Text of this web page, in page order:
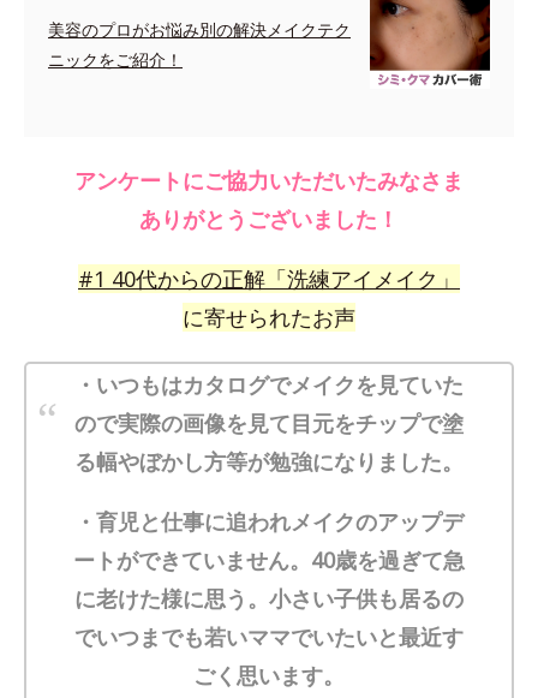
美容のプロがお悩み別の解決メイクテク
ニックをご紹介！
アンケートにご協力いただいたみなさま
ありがとうございました！
#1 40代からの正解「洗練アイメイク」
に寄せられたお声
・いつもはカタログでメイクを見ていた
ので実際の画像を見て目元をチップで塗
る幅やぼかし方等が勉強になりました。
・育児と仕事に追われメイクのアップデ
ートができていません。40歳を過ぎて急
に老けた様に思う。小さい子供も居るの
でいつまでも若いママでいたいと最近す
ごく思います。